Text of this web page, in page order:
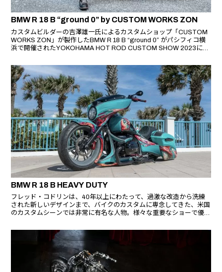
BMW R 18 B “ground 0” by CUSTOM WORKS ZON
カスタムビルダーの吉澤雄一氏によるカスタムショップ「CUSTOM
WORKS ZON」が製作したBMW R 18 B “ground 0” がパシフィコ横
浜で開催されたYOKOHAMA HOT ROD CUSTOM SHOW 2023にて
BMW R 18 B HEAVY DUTY
フレッド・コドリンは、40年以上にわたって、過激な改造から洗練
された新しいデザインまで、バイクのカスタムに専念してきた、米国
のカスタムシーンでは非常に有名な人物。様々な重要なショーで優勝
回、初めて息子のレンと共にBMW R 18 Bをカスタマイズし、「R 18
B HEAVY DUTY」と名付けた。